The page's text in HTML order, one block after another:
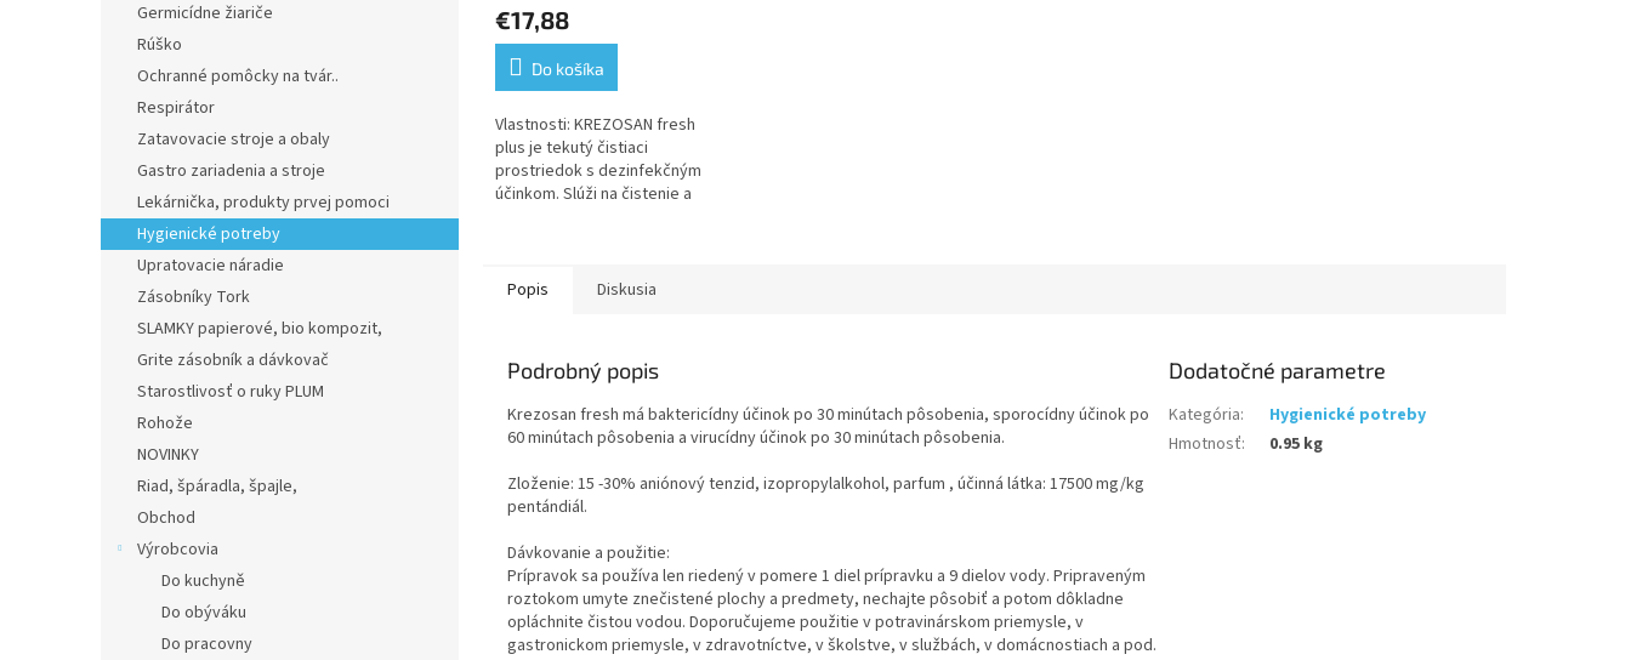
Germicídne žiariče
Rúško
Ochranné pomôcky na tvár..
Respirátor
Zatavovacie stroje a obaly
Gastro zariadenia a stroje
Lekárnička, produkty prvej pomoci
Hygienické potreby
Upratovacie náradie
Zásobníky Tork
SLAMKY papierové, bio kompozit,
Grite zásobník a dávkovač
Starostlivosť o ruky PLUM
Rohože
NOVINKY
Riad, špáradla, špajle,
Obchod
Výrobcovia
Do kuchyně
Do obýváku
Do pracovny
€17,88
Do košíka
Vlastnosti: KREZOSAN fresh
plus je tekutý čistiaci
prostriedok s dezinfekčným
účinkom. Slúži na čistenie a
Popis Diskusia
Podrobný popis
Krezosan fresh má baktericídny účinok po 30 minútach pôsobenia, sporocídny účinok po
60 minútach pôsobenia a virucídny účinok po 30 minútach pôsobenia.
Zloženie: 15 -30% aniónový tenzid, izopropylalkohol, parfum , účinná látka: 17500 mg/kg
pentándiál.
Dávkovanie a použitie:
Prípravok sa používa len riedený v pomere 1 diel prípravku a 9 dielov vody. Pripraveným
roztokom umyte znečistené plochy a predmety, nechajte pôsobiť a potom dôkladne
opláchnite čistou vodou. Doporučujeme použitie v potravinárskom priemysle, v
gastronickom priemysle, v zdravotníctve, v školstve, v službách, v domácnostiach a pod.
Dodatočné parametre
Kategória:
Hygienické potreby
Hmotnosť: 0.95 kg